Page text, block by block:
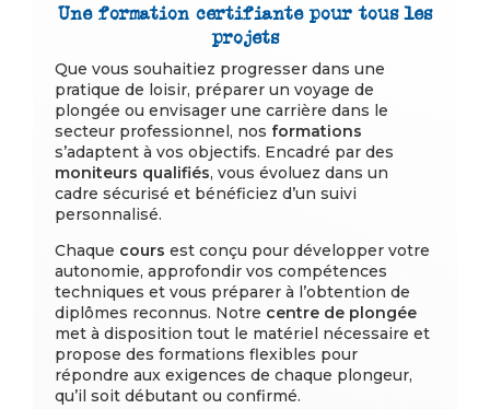
Une formation certifiante pour tous les
projets
Que vous souhaitiez progresser dans une
pratique de loisir, préparer un voyage de
plongée ou envisager une carrière dans le
secteur professionnel, nos formations
s’adaptent à vos objectifs. Encadré par des
moniteurs qualifiés, vous évoluez dans un
cadre sécurisé et bénéficiez d’un suivi
personnalisé.
Chaque cours est conçu pour développer votre
autonomie, approfondir vos compétences
techniques et vous préparer à l’obtention de
diplômes reconnus. Notre centre de plongée
met à disposition tout le matériel nécessaire et
propose des formations flexibles pour
répondre aux exigences de chaque plongeur,
qu’il soit débutant ou confirmé.